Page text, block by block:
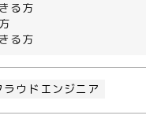
る方
る方
ラウドエンジニア